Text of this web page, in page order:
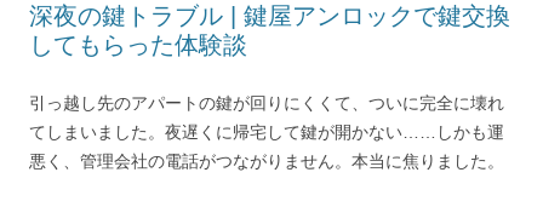
深夜の鍵トラブル | 鍵屋アンロックで鍵交換
してもらった体験談
引っ越し先のアパートの鍵が回りにくくて、ついに完全に壊れ
てしまいました。夜遅くに帰宅して鍵が開かない……しかも運
悪く、管理会社の電話がつながりません。本当に焦りました。